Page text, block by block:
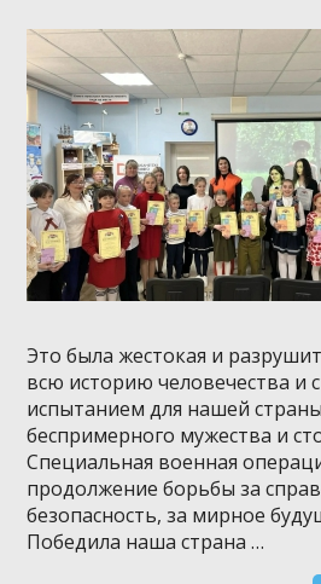
Это была жестокая и
всю историю человечества и
испытанием для нашей
беспримерного мужества и
Специальная военная
продолжение борьбы за
безопасность, за мирное
Победила наша страна …